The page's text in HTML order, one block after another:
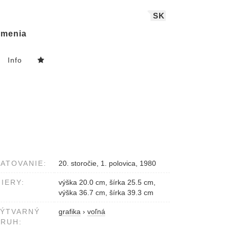
SK
Info
20. storočie, 1. polovica, 1980
výška 20.0 cm, šírka 25.5 cm,
výška 36.7 cm, šírka 39.3 cm
grafika › voľná